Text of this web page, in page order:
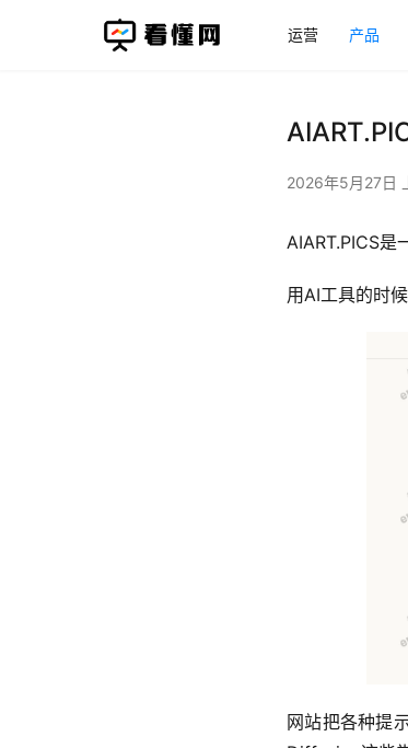
运营 产品
2026年5月27日
AIART.PICS是
用AI工具的时
网站把各种提